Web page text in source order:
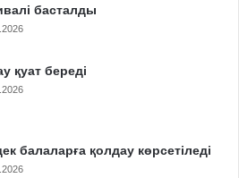
басталды
қуат береді
балаларға қолдау көрсетіледі